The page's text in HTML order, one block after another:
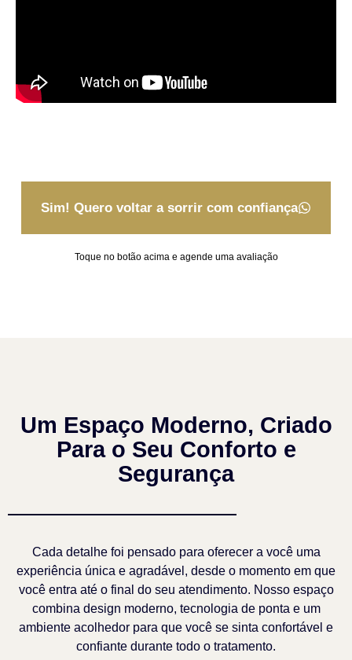
Sim! Quero voltar a sorrir com confiança
Toque no botão acima e agende uma avaliação
Um Espaço Moderno, Criado
Para o Seu Conforto e
Segurança
Cada detalhe foi pensado para oferecer a você uma
experiência única e agradável, desde o momento em que
você entra até o final do seu atendimento. Nosso espaço
combina design moderno, tecnologia de ponta e um
ambiente acolhedor para que você se sinta confortável e
confiante durante todo o tratamento.